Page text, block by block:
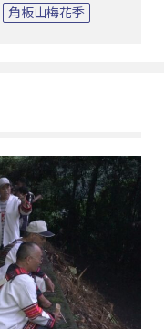
角板山梅花季